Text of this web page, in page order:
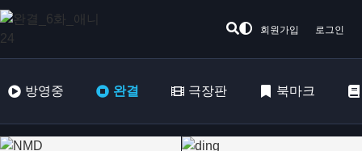
회원가입 로그인
방영중 완결 극장판 북마크